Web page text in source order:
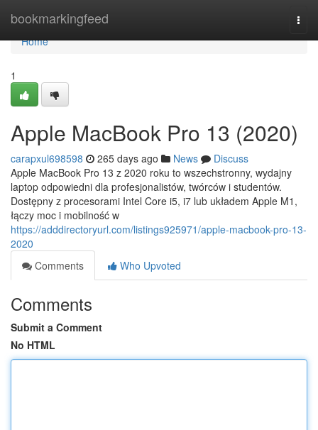
bookmarkingfeed
Home
Home
1
Apple MacBook Pro 13 (2020)
carapxul698598 265 days ago News
Discuss
Apple MacBook Pro 13 z 2020 roku to wszechstronny, wydajny
laptop odpowiedni dla profesjonalistów, twórców i studentów.
Dostępny z procesorami Intel Core i5, i7 lub układem Apple M1,
łączy moc i mobilność w
https://adddirectoryurl.com/listings925971/apple-macbook-pro-13-
2020
Comments
Who Upvoted
Comments
Submit a Comment
No HTML